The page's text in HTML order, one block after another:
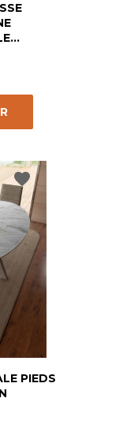
PIEDS
favorite